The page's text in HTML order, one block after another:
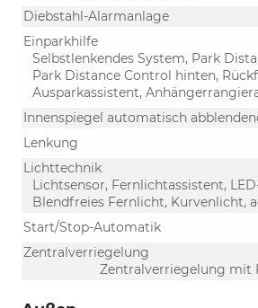
Diebstahl-Alarmanlage
Einparkhilfe
Selbstlenkendes System, Park
Park Distance Control hinten,
Ausparkassistent,
Innenspiegel automatisch
Lenkung
Lichttechnik
Lichtsensor, Fernlichtassistent,
Blendfreies Fernlicht, Kurvenlicht,
Start/Stop-Automatik
Zentralverriegelung
Zentralverriegelung mit